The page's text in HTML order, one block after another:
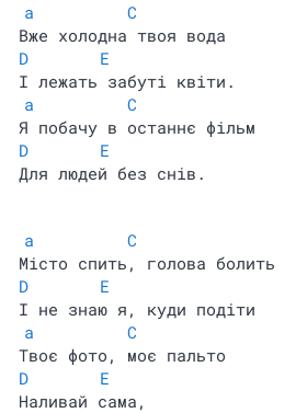
a
C
Вже холодна твоя вода
D
E
І лeжать забутi квiти.
a
C
Я побачу в останнє фiльм
D
E
Для людей без снiв.
a
C
Мiсто спить, голова болить
D
E
І не знаю я, куди подiти
a
C
Твоє фото, моє пальто
D
E
Наливай сама,